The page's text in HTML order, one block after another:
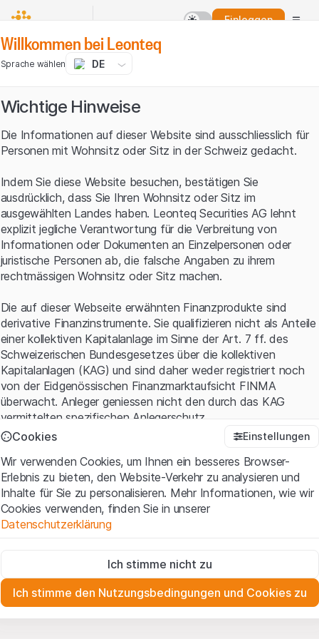
Einloggen
Willkommen bei Leonteq
Sprache wählen DE
Wichtige Hinweise
Die Informationen auf dieser Website sind ausschliesslich für
Personen mit Wohnsitz oder Sitz in der Schweiz gedacht.
Indem Sie diese Website besuchen, bestätigen Sie
ausdrücklich, dass Sie Ihren Wohnsitz oder Sitz im
ausgewählten Landes haben. Leonteq Securities AG lehnt
explizit jegliche Verantwortung für die Verbreitung von
Informationen oder Dokumenten an Einzelpersonen oder
juristische Personen ab, die falsche Angaben zu ihrem
rechtmässigen Wohnsitz oder Sitz machen.
Die auf dieser Webseite erwähnten Finanzprodukte sind
derivative Finanzinstrumente. Sie qualifizieren nicht als Anteile
einer kollektiven Kapitalanlage im Sinne der Art. 7 ff. des
Schweizerischen Bundesgesetzes über die kollektiven
Kapitalanlagen (KAG) und sind daher weder registriert noch
von der Eidgenössischen Finanzmarktaufsicht FINMA
überwacht. Anleger geniessen nicht den durch das KAG
vermittelten spezifischen Anlegerschutz.
Mit dem Zugriff auf diese Website der Leonteq Securities AG
(die "Website") erklären Sie, dass Sie die rechtlichen
Informationen und die wichtigen Hinweise und
Nutzungsbedingungenverstanden haben und akzeptieren.
Wenn Sie mit den Nutzungsbedingungen nicht einverstanden
Sämtliche Immaterialgüterrechte (wie z.B. Urheber¬, Design¬
und Markenrechte) an dem auf der Website enthaltenen
Material liegen bei Leonteq Securities AG oder Plattform-
Cookies Einstellungen
Wir verwenden Cookies, um Ihnen ein besseres Browser-
Erlebnis zu bieten, den Website-Verkehr zu analysieren und
Inhalte für Sie zu personalisieren. Mehr Informationen, wie wir
Cookies verwenden, finden Sie in unserer
Datenschutzerklärung
Diese Cookies sind für die Website erforderlich und können nicht
deaktiviert werden.
Zu Analysezwecken
Diese Cookies verfolgen die Interaktionen der Website-
Ich stimme nicht zu
Ich stimme den Nutzungsbedingungen und Cookies zu